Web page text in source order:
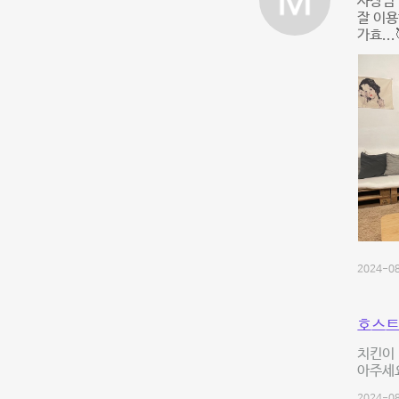
잘 이
가효
2024-
호스
치킨
아주